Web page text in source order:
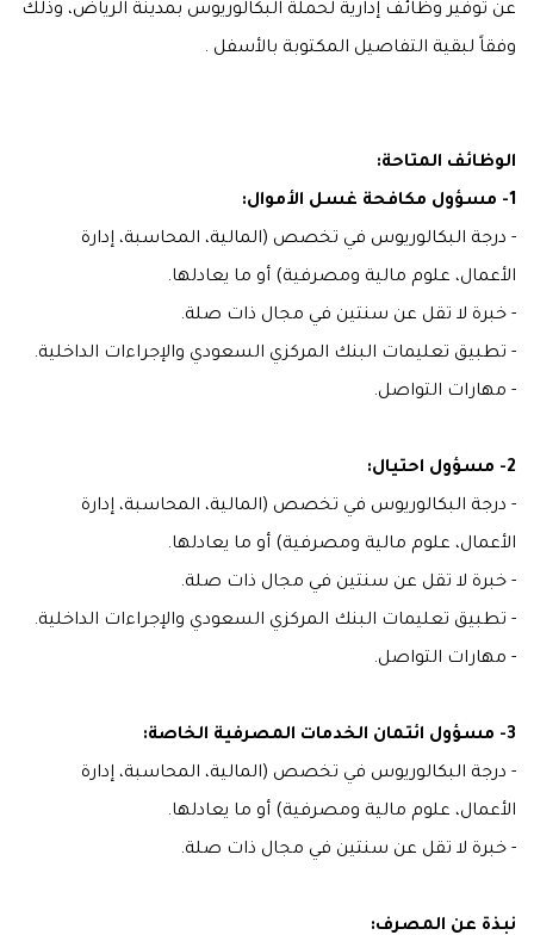
عن توفير وظائف إدارية لحملة البكالوريوس بمدينة الرياض، وذلك
وفقاً لبقية التفاصيل المكتوبة بالأسفل .
الوظائف المتاحة:
1- مسؤول مكافحة غسل الأموال:
- درجة البكالوريوس في تخصص (المالية، المحاسبة، إدارة
الأعمال، علوم مالية ومصرفية) أو ما يعادلها.
- خبرة لا تقل عن سنتين في مجال ذات صلة.
- تطبيق تعليمات البنك المركزي السعودي والإجراءات الداخلية.
- مهارات التواصل.
2- مسؤول احتيال:
- درجة البكالوريوس في تخصص (المالية، المحاسبة، إدارة
الأعمال، علوم مالية ومصرفية) أو ما يعادلها.
- خبرة لا تقل عن سنتين في مجال ذات صلة.
- تطبيق تعليمات البنك المركزي السعودي والإجراءات الداخلية.
- مهارات التواصل.
3- مسؤول ائتمان الخدمات المصرفية الخاصة:
- درجة البكالوريوس في تخصص (المالية، المحاسبة، إدارة
الأعمال، علوم مالية ومصرفية) أو ما يعادلها.
- خبرة لا تقل عن سنتين في مجال ذات صلة.
نبذة عن المصرف: